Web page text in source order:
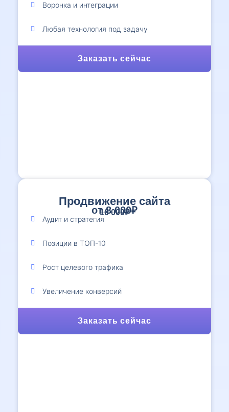
Воронка и интеграции
Любая технология под задачу
Заказать сейчас
Продвижение сайта
от 8 000₽
10 000₽
Аудит и стратегия
Позиции в ТОП-10
Рост целевого трафика
Увеличение конверсий
Заказать сейчас